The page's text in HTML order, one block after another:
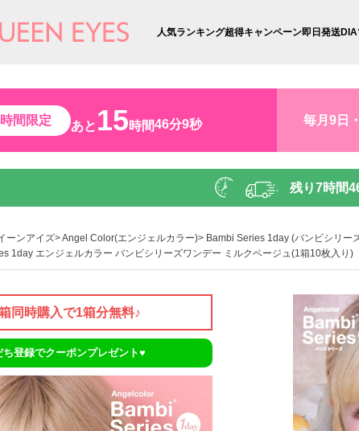
人気ランキング超得キャンペーン即日発送DIA
間限定 あと 15時間46分7秒 毎月9日
残り7時間
ーンアイズ Angel Color(エンジェルカラー)
Bambi Series 1day (バンビシリー
1day エンジェルカラー バンビシリーズワンデー ミルクベージュ(1箱10枚入り)
同時購入で1箱分無料♪
ち登録でクーポンプレゼント♥